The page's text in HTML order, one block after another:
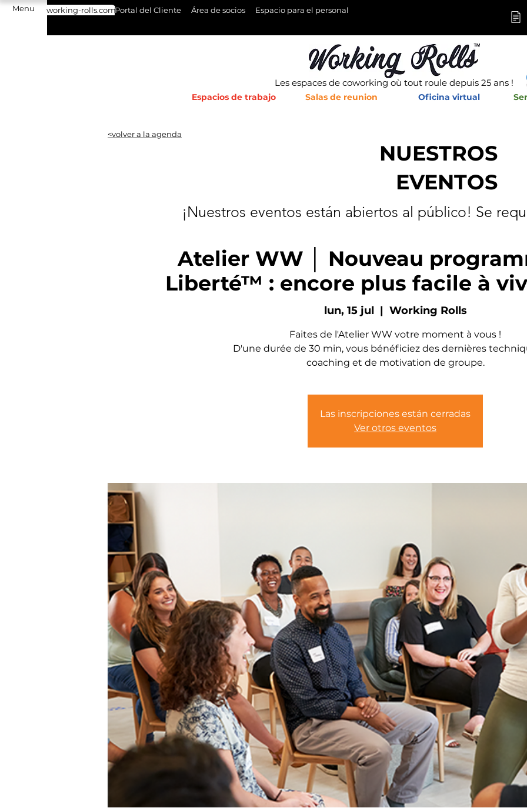
Menu working-rolls.comPortal del Cliente Área de socios Espacio para el personal
Les espaces de coworking où tout roule depuis 25 ans !
Espacios de trabajo Salas de reunion Oficina virtual
<volver a la agenda
NUESTROS
EVENTOS
Atelier WW │ Nouveau
Liberté™ : encore plus facile à
lun, 15 jul
  |
Working Rolls
Faites de l'Atelier WW votre moment à vous !
D'une durée de 30 min, vous bénéficiez des dernières
coaching et de motivation de groupe.
Las inscripciones están cerradas
Ver otros eventos
¡Nuestros eventos están abiertos al público! Se